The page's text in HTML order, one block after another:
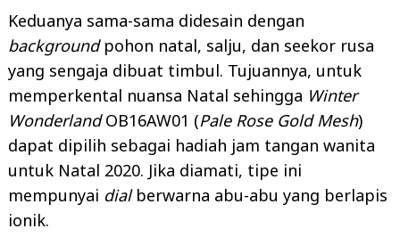
Keduanya sama-sama didesain dengan
backgroundpohon natal, salju, dan seekor rusa
yang sengaja dibuat timbul. Tujuannya, untuk
memperkental nuansa Natal sehingga Winter
WonderlandOB16AW01 (Pale Rose Gold Mesh)
dapat dipilih sebagai hadiah jam tangan wanita
untuk Natal 2020. Jika diamati, tipe ini
mempunyai dialberwarna abu-abu yang berlapis
ionik.